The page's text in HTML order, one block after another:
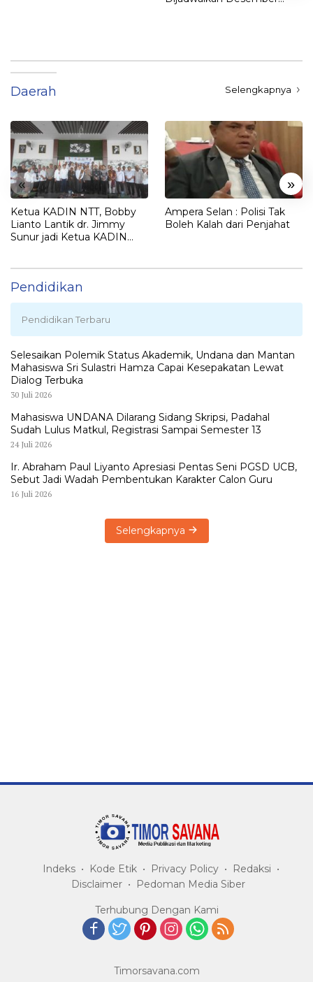
Daerah Selengkapnya
« »
Ketua KADIN NTT, Bobby
Lianto Lantik dr. Jimmy
Sunur jadi Ketua KADIN
Ampera Selan : Polisi Tak
Boleh Kalah dari Penjahat
Pendidikan
Pendidikan Terbaru
Selesaikan Polemik Status Akademik, Undana dan Mantan
Mahasiswa Sri Sulastri Hamza Capai Kesepakatan Lewat
Dialog Terbuka
30 Juli 2026
Mahasiswa UNDANA Dilarang Sidang Skripsi, Padahal
Sudah Lulus Matkul, Registrasi Sampai Semester 13
24 Juli 2026
Ir. Abraham Paul Liyanto Apresiasi Pentas Seni PGSD UCB,
Sebut Jadi Wadah Pembentukan Karakter Calon Guru
16 Juli 2026
Selengkapnya
Indeks Kode Etik Privacy Policy
Redaksi
Disclaimer
Pedoman Media Siber
Terhubung Dengan Kami
Timorsavana.com